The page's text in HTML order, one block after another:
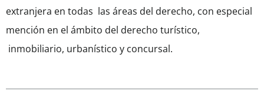
extranjera en todas las áreas del derecho, con especial
mención en el ámbito del derecho turístico,
inmobiliario, urbanístico y concursal.